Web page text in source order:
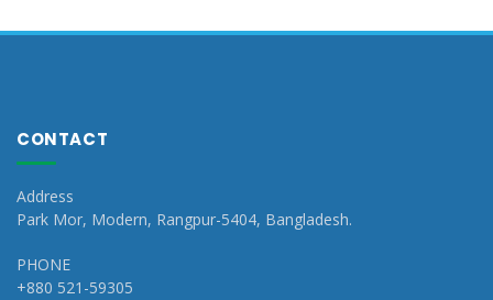
CONTACT
Address
Park Mor, Modern, Rangpur-5404, Bangladesh.
PHONE
+880 521-59305